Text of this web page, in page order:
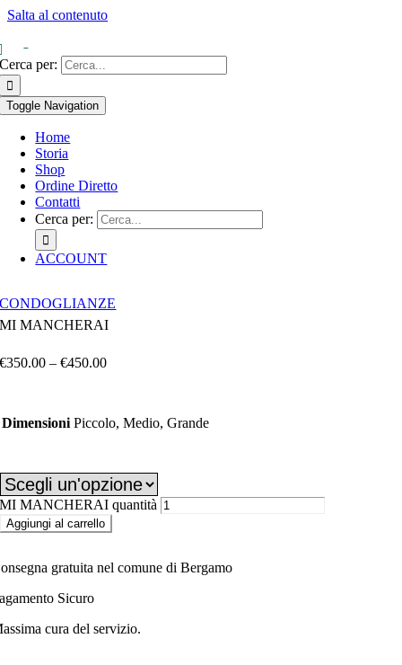
Salta al contenuto
Cerca per:
Toggle Navigation
Home
Storia
Shop
Ordine Diretto
Contatti
Cerca per:
ACCOUNT
CONDOGLIANZE
MI MANCHERAI
€350.00 –€450.00
Dimensioni Piccolo, Medio, Grande
MI MANCHERAI quantità
Aggiungi al carrello
gratuita nel comune di Bergamo
Sicuro
cura del servizio.